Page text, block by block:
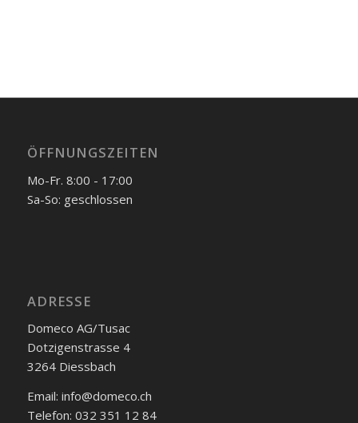
ÖFFNUNGSZEITEN
Mo-Fr. 8:00 - 17:00
Sa-So: geschlossen
ADRESSE
Domeco AG/Tusac
Dotzigenstrasse 4
3264 Diessbach
Email: info@domeco.ch
Telefon: 032 351 12 84